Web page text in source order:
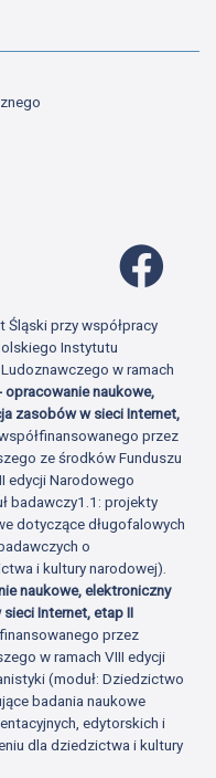
Śląski przy współpracy
Instytutu
w ramach
naukowe,
zasobów w sieci Internet,
przez
ze środków Funduszu
edycji Narodowego
badawczy1.1: projekty
dotyczące długofalowych
o
i kultury narodowej).
naukowe, elektroniczny
Internet, etap II
przez
w ramach VIII edycji
(moduł: Dziedzictwo
badania naukowe
edytorskich i
dla dziedzictwa i kultury